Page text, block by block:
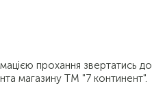
прохання звертатись до
магазину ТМ "7 континент".